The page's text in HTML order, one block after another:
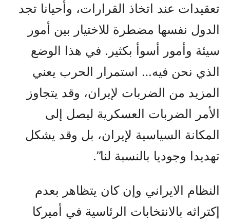
تعقيدات عند اتخاذ القرارات، وأحيانا تجد
الدول نفسها مضطرة للاختيار بين أمور
سيئة وأمور أسوأ بكثير. في هذا الوضع
الذي نحن فيه… استمرار الحرب يعني
المزيد من الضربات لإيران، وقد يتجاوز
الأمر الضربات العسكرية ليصل إلى
المكانة السياسية لإيران، بل وقد يشكل
تهديدا وجوديا بالنسبة لنا”.
النظام الايراني وإن كان يتظاهر بعدم
إكتراثه بالانتخابات الرئاسية في أميركا